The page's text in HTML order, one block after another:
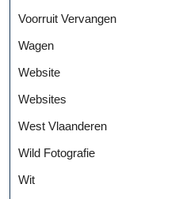
Voorruit Vervangen
Wagen
Website
Websites
West Vlaanderen
Wild Fotografie
Wit